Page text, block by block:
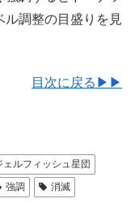
ル調整の目盛りを見
目次に戻る▶▶
ェルフィッシュ星団
強調
消滅